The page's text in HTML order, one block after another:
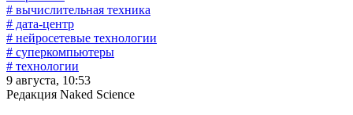
# вычислительная техника
# дата-центр
# нейросетевые технологии
# суперкомпьютеры
# технологии
9 августа, 10:53
Редакция Naked Science